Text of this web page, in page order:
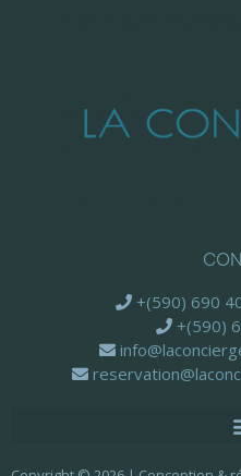
+(590) 690
+(590)